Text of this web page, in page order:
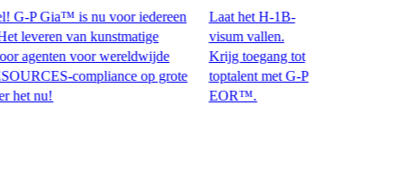
Gia™ is nu voor iedereen
van kunstmatige
voor wereldwijde
compliance op grote
nu!​​
Laat het H-1B-
visum vallen.
Krijg toegang tot
toptalent met G-P
EOR™.​​